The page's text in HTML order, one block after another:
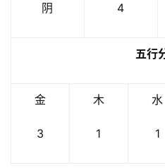
阴 4
五行
金
3
木
1
水
1